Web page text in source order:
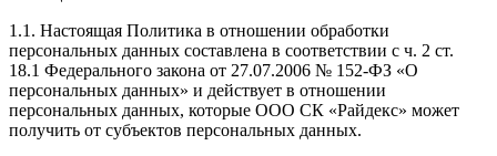
1.1. Настоящая Политика в отношении обработки
персональных данных составлена в соответствии с ч. 2 ст.
18.1 Федерального закона от 27.07.2006 № 152-ФЗ «О
персональных данных» и действует в отношении
персональных данных, которые ООО СК «Райдекс» может
получить от субъектов персональных данных.